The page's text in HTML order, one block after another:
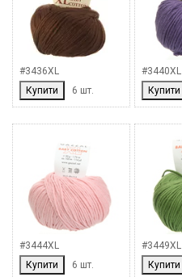
#3436XL
Купити
6 шт.
#3440XL
Купити
#3444XL
Купити
6 шт.
#3449XL
Купити